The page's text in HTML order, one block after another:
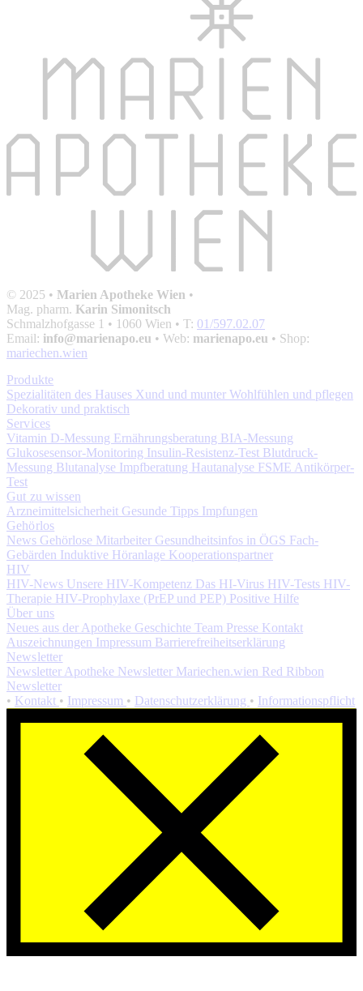
© 2025 • Marien Apotheke Wien •
Mag. pharm. Karin Simonitsch
Schmalzhofgasse 1 • 1060 Wien • T: 01/597.02.07
Email: info@marienapo.eu • Web: marienapo.eu • Shop:
mariechen.wien
Produkte
Spezialitäten des Hauses Xund und munter Wohlfühlen und pflegen
Dekorativ und praktisch
Services
Vitamin D-Messung Ernährungsberatung BIA-Messung
Glukosesensor-Monitoring Insulin-Resistenz-Test Blutdruck-
Messung Blutanalyse Impfberatung Hautanalyse FSME Antikörper-
Test
Gut zu wissen
Arzneimittelsicherheit Gesunde Tipps Impfungen
Gehörlos
News Gehörlose Mitarbeiter Gesundheitsinfos in ÖGS Fach-
Gebärden Induktive Höranlage Kooperationspartner
HIV
HIV-News Unsere HIV-Kompetenz Das HI-Virus HIV-Tests HIV-
Therapie HIV-Prophylaxe (PrEP und PEP) Positive Hilfe
Über uns
Neues aus der Apotheke Geschichte Team Presse Kontakt
Auszeichnungen Impressum Barrierefreiheitserklärung
Newsletter
Newsletter Apotheke Newsletter Mariechen.wien Red Ribbon
Newsletter
• Kontakt • Impressum • Datenschutzerklärung • Informationspflicht